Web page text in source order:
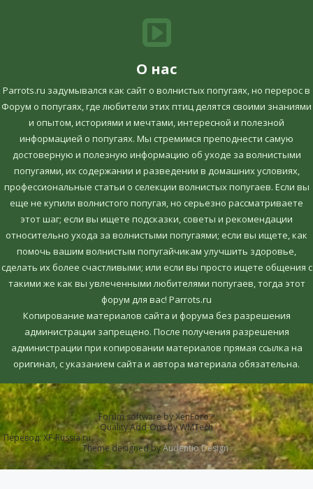
О нас
Parrots.ru задумывался как сайт о волнистых попугаях, но перерос в
Форум о попугаях, где любители этих птиц делятся своими знаниями
и опытом, историями и мечтами, интересной и полезной
информацией о попугаях. Мы стремимся преподнести самую
достоверную и полезную информацию об уходе за волнистыми
попугаями, их содержании и разведении в домашних условиях,
профессиональные статьи о селекции волнистых попугаев. Если вы
еще не купили волнистого попугая, но серьезно рассматриваете
этот шаг; если вы ищете подсказки, советы и рекомендации
относительно ухода за волнистыми попугаями; если вы ищете, как
помочь вашим волнистым попугайчикам улучшить здоровье,
сделать их более счастливыми; или если вы просто ищете общения с
такими же как вы увлеченными любителями попугаев, тогда этот
форум для вас! Parrots.ru
Копирование материалов сайта и форума без разрешения
администрации запрещено. После получения разрешения
администрации при копировании материалов прямая ссылка на
оригинал, c указанием сайта и автора материала обязательна.
Forum software by XenForo™
Quality Add-Ons by WMTech
Перевод:XF-Russia.ru
Theme designed byAudentio Design.